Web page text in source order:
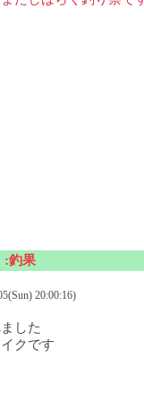
:釣果
20:00:16)
した
クです